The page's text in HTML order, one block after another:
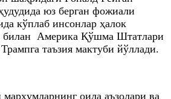
юз берган фожиали
кўплаб инсонлар ҳалок
билан Америка Қўшма Штатлари
таъзия мактуби йўллади.
оила аъзолари ва